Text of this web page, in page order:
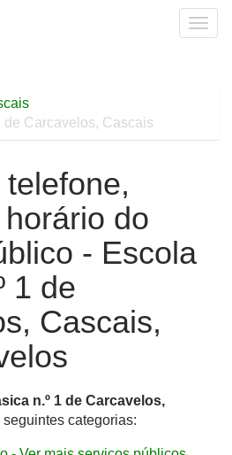
de Carcavelos, Cascais
do
- Escola
1 de
Cascais,
n.º 1 de Carcavelos,
categorias: